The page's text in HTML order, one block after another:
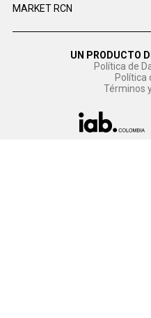
MARKET RCN
UN PRODUCTO
Política de
Política
Términos